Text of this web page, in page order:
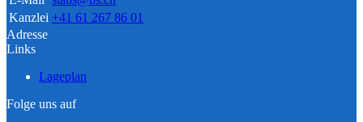
Kanzlei +41 61 267 86 01
Adresse
Links
Lageplan
Folge uns auf